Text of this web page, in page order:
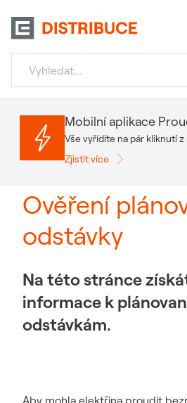
Ověření
odstávky
Na této stránce
informace k
odstávkám.
Aby mohla elektřina proudit
Mobilní aplikace
Vše vyřídíte na pár kliknutí z
Zjistit více